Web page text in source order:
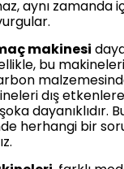
aynı zamanda
makinesi
bu
dış
dayanıklıdır.
herhangi bir